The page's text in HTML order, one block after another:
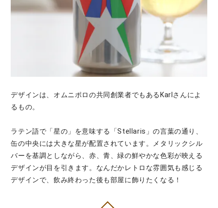
デザインは、オムニポロの共同創業者でもあるKarlさんによ
るもの。
ラテン語で「星の」を意味する「Stellaris」の言葉の通り、
缶の中央には大きな星が配置されています。メタリックシル
バーを基調としながら、赤、青、緑の鮮やかな色彩が映える
デザインが目を引きます。なんだかレトロな雰囲気も感じる
デザインで、飲み終わった後も部屋に飾りたくなる！